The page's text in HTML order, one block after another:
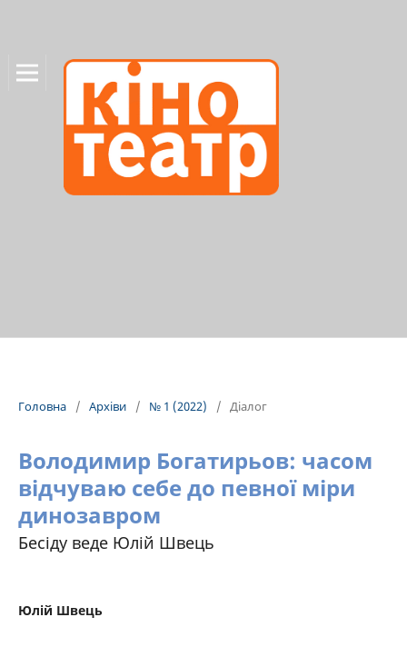
Головна / Архіви / № 1 (2022) / Діалог
Володимир Богатирьов: часом
відчуваю себе до певної міри
динозавром
Бесіду веде Юлій Швець
Юлій Швець